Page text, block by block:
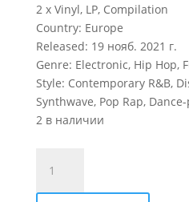
2 x Vinyl, LP, Compilation
Country: Europe
Released: 19 нояб. 2021 г.
Genre: Electronic, Hip Hop,
Style: Contemporary R&B,
Synthwave, Pop Rap,
2 в наличии
товара
The